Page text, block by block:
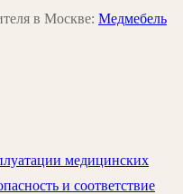
в Москве: Медмебель
медицинских
и соответствие